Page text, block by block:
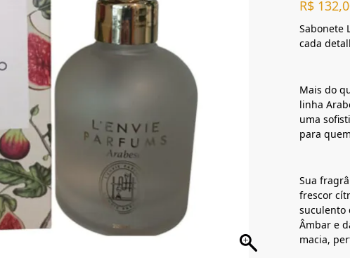
R$
Sabonete
cada
Mais do
linha
uma
para
Sua
frescor
suculento
Âmbar e
macia,